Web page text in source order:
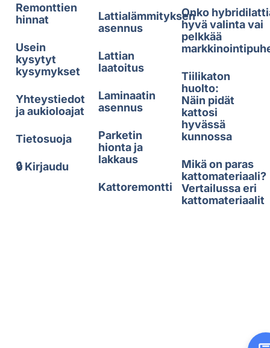
Remonttien
hinnat
Usein
kysytyt
kysymykset
Yhteystiedot
ja aukioloajat
Tietosuoja
🔒 Kirjaudu
Lattialämmityksen
asennus
Lattian
laatoitus
Laminaatin
asennus
Parketin
hionta ja
lakkaus
Kattoremontti
Onko
hyvä valinta vai
pelkkää
Tiilikaton
huolto:
Näin pidät
kattosi
hyvässä
kunnossa
Mikä on paras
kattomateriaali?
Vertailussa eri
kattomateriaalit